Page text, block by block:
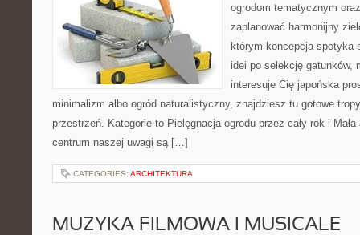
ogrodom tematycznym
zaplanować harmonijny
którym koncepcja spotyka
idei po selekcję gatunków,
interesuje Cię japońska
minimalizm albo ogród naturalistyczny, znajdziesz tu gotowe
przestrzeń. Kategorie to Pielęgnacja ogrodu przez cały rok i
centrum naszej uwagi są […]
CATEGORIES: ARCHITEKTURA
MUZYKA FILMOWA I MUSICALE